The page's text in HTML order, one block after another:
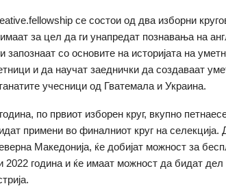
се состои од два изборни
за цел да ги унапредат познавања на
запознаат со основите на историјата на
и да научат заеднички да создаваат
учесници од Гватемала и Украина.
по првиот изборен круг, вкупно
примени во финалниот круг на селекција.
Македонија, ќе добијат можност за
2022 година и ќе имаат можност да бидат